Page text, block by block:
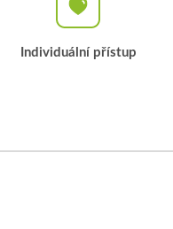
Individuální přístup